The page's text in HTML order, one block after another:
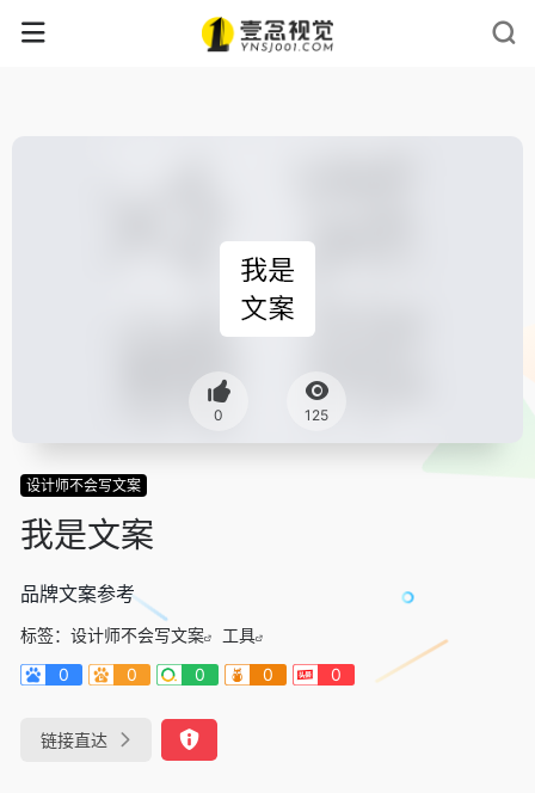
0 125
设计师不会写文案
我是文案
品牌文案参考
标签： 设计师不会写文案
工具
0
0 0 0 0
链接直达